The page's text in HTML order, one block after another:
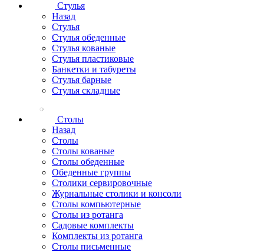
Стулья
Назад
Стулья
Стулья обеденные
Стулья кованые
Стулья пластиковые
Банкетки и табуреты
Стулья барные
Стулья складные
Столы
Назад
Столы
Столы кованые
Столы обеденные
Обеденные группы
Столики сервировочные
Журнальные столики и консоли
Столы компьютерные
Столы из ротанга
Садовые комплекты
Комплекты из ротанга
Столы письменные